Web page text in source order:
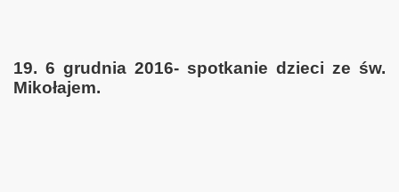
19. 6 grudnia 2016- spotkanie dzieci ze św.
Mikołajem.